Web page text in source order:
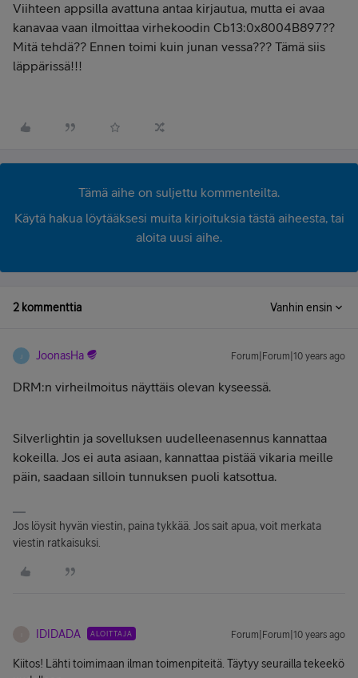
Viihteen appsilla avattuna antaa kirjautua, mutta ei avaa
kanavaa vaan ilmoittaa virhekoodin Cb13:0x8004B897??
Mitä tehdä?? Ennen toimi kuin junan vessa??? Tämä siis
läppärissä!!!
Tämä aihe on suljettu kommenteilta.
Käytä hakua löytääksesi muita kirjoituksia tästä aiheesta, tai
aloita uusi aihe.
2 kommenttia Vanhin ensin
J JoonasHa Forum|Forum|10 years ago
DRM:n virheilmoitus näyttäis olevan kyseessä.
Silverlightin ja sovelluksen uudelleenasennus kannattaa
kokeilla. Jos ei auta asiaan, kannattaa pistää vikaria meille
päin, saadaan silloin tunnuksen puoli katsottua.
Jos löysit hyvän viestin, paina tykkää. Jos sait apua, voit merkata
viestin ratkaisuksi.
IDIDADA ALOITTAJA Forum|Forum|10 years ago
Kiitos! Lähti toimimaan ilman toimenpiteitä. Täytyy seurailla tekeekö